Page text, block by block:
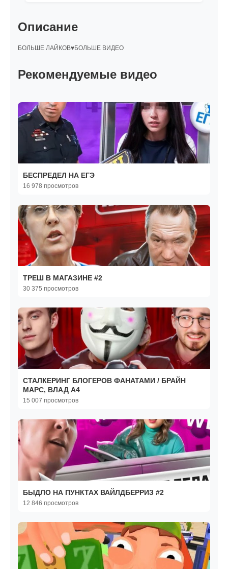
Описание
БОЛЬШЕ ЛАЙКОВ♥БОЛЬШЕ ВИДЕО
Рекомендуемые видео
БЕСПРЕДЕЛ НА ЕГЭ
16 978 просмотров
ТРЕШ В МАГАЗИНЕ #2
30 375 просмотров
СТАЛКЕРИНГ БЛОГЕРОВ ФАНАТАМИ / БРАЙН
МАРС, ВЛАД А4
15 007 просмотров
БЫДЛО НА ПУНКТАХ ВАЙЛДБЕРРИЗ #2
12 846 просмотров